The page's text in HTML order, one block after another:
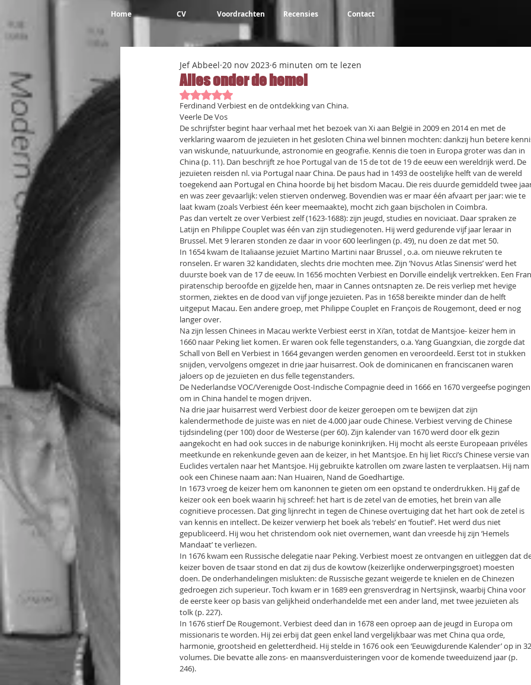
Home CV Voordrachten Recensies Contact
Alles onder de hemel
Jef Abbeel 20 nov 2023 6 minuten om te lezen
Beoordeeld met NaN uit 5 sterren.
Ferdinand Verbiest en de ontdekking van China.
Veerle De Vos
De schrijfster begint haar verhaal met het bezoek van Xi aan België in 2009 en 2014 en met de
verklaring waarom de jezuïeten in het gesloten China wel binnen mochten: dankzij hun betere
van wiskunde, natuurkunde, astronomie en geografie. Kennis die toen in Europa groter was dan in
China (p. 11). Dan beschrijft ze hoe Portugal van de 15 de tot de 19 de eeuw een wereldrijk werd. De
jezuïeten reisden nl. via Portugal naar China. De paus had in 1493 de oostelijke helft van de wereld
toegekend aan Portugal en China hoorde bij het bisdom Macau. Die reis duurde gemiddeld twee
en was zeer gevaarlijk: velen stierven onderweg. Bovendien was er maar één afvaart per jaar: wie te
laat kwam (zoals Verbiest één keer meemaakte), mocht zich gaan bijscholen in Coimbra.
Pas dan vertelt ze over Verbiest zelf (1623-1688): zijn jeugd, studies en noviciaat. Daar spraken ze
Latijn en Philippe Couplet was één van zijn studiegenoten. Hij werd gedurende vijf jaar leraar in
Brussel. Met 9 leraren stonden ze daar in voor 600 leerlingen (p. 49), nu doen ze dat met 50.
In 1654 kwam de Italiaanse jezuïet Martino Martini naar Brussel , o.a. om nieuwe rekruten te
ronselen. Er waren 32 kandidaten, slechts drie mochten mee. Zijn ‘Novus Atlas Sinensis’ werd het
duurste boek van de 17 de eeuw. In 1656 mochten Verbiest en Dorville eindelijk vertrekken. Een
piratenschip beroofde en gijzelde hen, maar in Cannes ontsnapten ze. De reis verliep met hevige
stormen, ziektes en de dood van vijf jonge jezuïeten. Pas in 1658 bereikte minder dan de helft
uitgeput Macau. Een andere groep, met Philippe Couplet en François de Rougemont, deed er nog
langer over.
Na zijn lessen Chinees in Macau werkte Verbiest eerst in Xi’an, totdat de Mantsjoe- keizer hem in
1660 naar Peking liet komen. Er waren ook felle tegenstanders, o.a. Yang Guangxian, die zorgde dat
Schall von Bell en Verbiest in 1664 gevangen werden genomen en veroordeeld. Eerst tot in stukken
snijden, vervolgens omgezet in drie jaar huisarrest. Ook de dominicanen en franciscanen waren
jaloers op de jezuïeten en dus felle tegenstanders.
De Nederlandse VOC/Verenigde Oost-Indische Compagnie deed in 1666 en 1670 vergeefse pogingen
om in China handel te mogen drijven.
Na drie jaar huisarrest werd Verbiest door de keizer geroepen om te bewijzen dat zijn
kalendermethode de juiste was en niet de 4.000 jaar oude Chinese. Verbiest verving de Chinese
tijdsindeling (per 100) door de Westerse (per 60). Zijn kalender van 1670 werd door elk gezin
aangekocht en had ook succes in de naburige koninkrijken. Hij mocht als eerste Europeaan privéles
meetkunde en rekenkunde geven aan de keizer, in het Mantsjoe. En hij liet Ricci’s Chinese versie van
Euclides vertalen naar het Mantsjoe. Hij gebruikte katrollen om zware lasten te verplaatsen. Hij nam
ook een Chinese naam aan: Nan Huairen, Nand de Goedhartige.
In 1673 vroeg de keizer hem om kanonnen te gieten om een opstand te onderdrukken. Hij gaf de
keizer ook een boek waarin hij schreef: het hart is de zetel van de emoties, het brein van alle
cognitieve processen. Dat ging lijnrecht in tegen de Chinese overtuiging dat het hart ook de zetel is
van kennis en intellect. De keizer verwierp het boek als ‘rebels’ en ‘foutief’. Het werd dus niet
gepubliceerd. Hij wou het christendom ook niet overnemen, want dan vreesde hij zijn ‘Hemels
Mandaat’ te verliezen.
In 1676 kwam een Russische delegatie naar Peking. Verbiest moest ze ontvangen en uitleggen dat
keizer boven de tsaar stond en dat zij dus de kowtow (keizerlijke onderwerpingsgroet) moesten
doen. De onderhandelingen mislukten: de Russische gezant weigerde te knielen en de Chinezen
gedroegen zich superieur. Toch kwam er in 1689 een grensverdrag in Nertsjinsk, waarbij China voor
de eerste keer op basis van gelijkheid onderhandelde met een ander land, met twee jezuïeten als
tolk (p. 227).
In 1676 stierf De Rougemont. Verbiest deed dan in 1678 een oproep aan de jeugd in Europa om
missionaris te worden. Hij zei erbij dat geen enkel land vergelijkbaar was met China qua orde,
harmonie, grootsheid en geletterdheid. Hij stelde in 1676 ook een ‘Eeuwigdurende Kalender’ op in 32
volumes. Die bevatte alle zons- en maansverduisteringen voor de komende tweeduizend jaar (p.
246).